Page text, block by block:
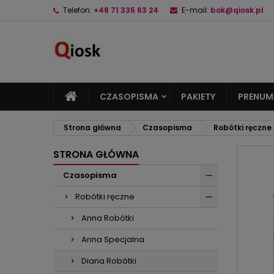
Telefon: +48 71 335 63 24 E-mail: bok@qiosk.pl
CZASOPISMA PAKIETY
Strona główna Czasopisma Robótki ręczne
STRONA GŁÓWNA
Czasopisma
Robótki ręczne
Anna Robótki
Anna Specjalna
Diana Robótki